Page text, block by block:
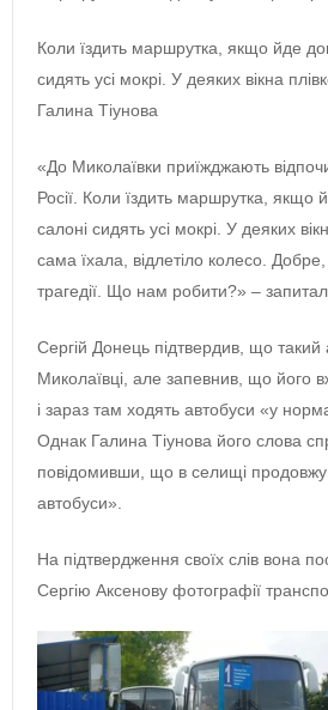
Коли їздить маршрутка, якщо йде
сидять усі мокрі. У деяких вікна
Галина Тіунова
«До Миколаївки приїжджають
Росії. Коли їздить маршрутка,
салоні сидять усі мокрі. У деяких
сама їхала, відлетіло колесо.
трагедії. Що нам робити?» ‒
Сергій Донець підтвердив, що такий
Миколаївці, але запевнив, що його
і зараз там ходять автобуси «у
Однак Галина Тіунова його слова
повідомивши, що в селищі
автобуси».
На підтвердження своїх слів вона
Сергію Аксенову фотографії